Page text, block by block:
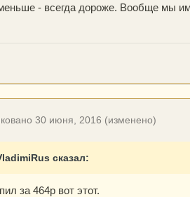
- всегда дороже. Вообще мы
30 июня, 2016 (изменено)
сказал:
за 464р вот этот.